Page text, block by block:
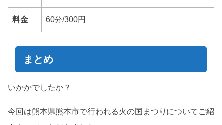
料金 60分/300円
まとめ
いかかでしたか？
今回は熊本県熊本市で行われる火の国まつりについてご紹